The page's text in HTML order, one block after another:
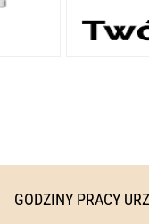
GODZINY PRACY